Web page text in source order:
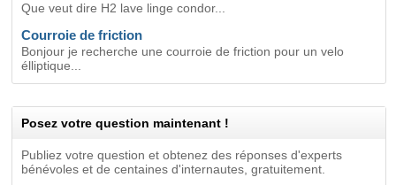
Que veut dire H2 lave linge condor...
Courroie de friction
Bonjour je recherche une courroie de friction pour un velo
élliptique...
Posez votre question maintenant !
Publiez votre question et obtenez des réponses d'experts
bénévoles et de centaines d'internautes, gratuitement.